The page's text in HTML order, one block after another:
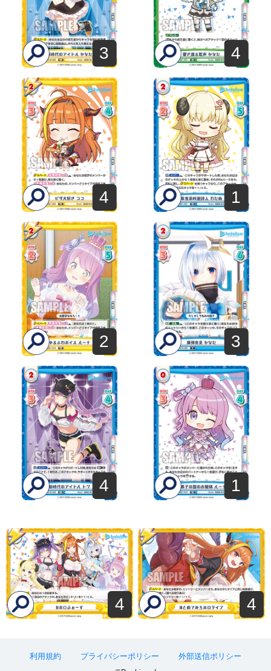
3 4
4 1
2 3
4 1
4 4
利用規約 プライバシーポリシー
外部送信ポリシー